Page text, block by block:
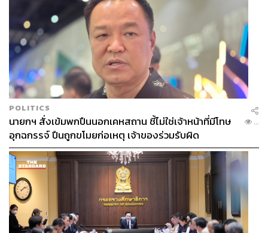
POLITICS
นายกฯ สั่งเข้มพกปืนนอกเคหสถาน ชี้ไม่ใช่เจ้าหน้าที่มีโทษ
อุกฉกรรจ์ ปืนถูกขโมยก่อเหตุ เจ้าของร่วมรับผิด
...